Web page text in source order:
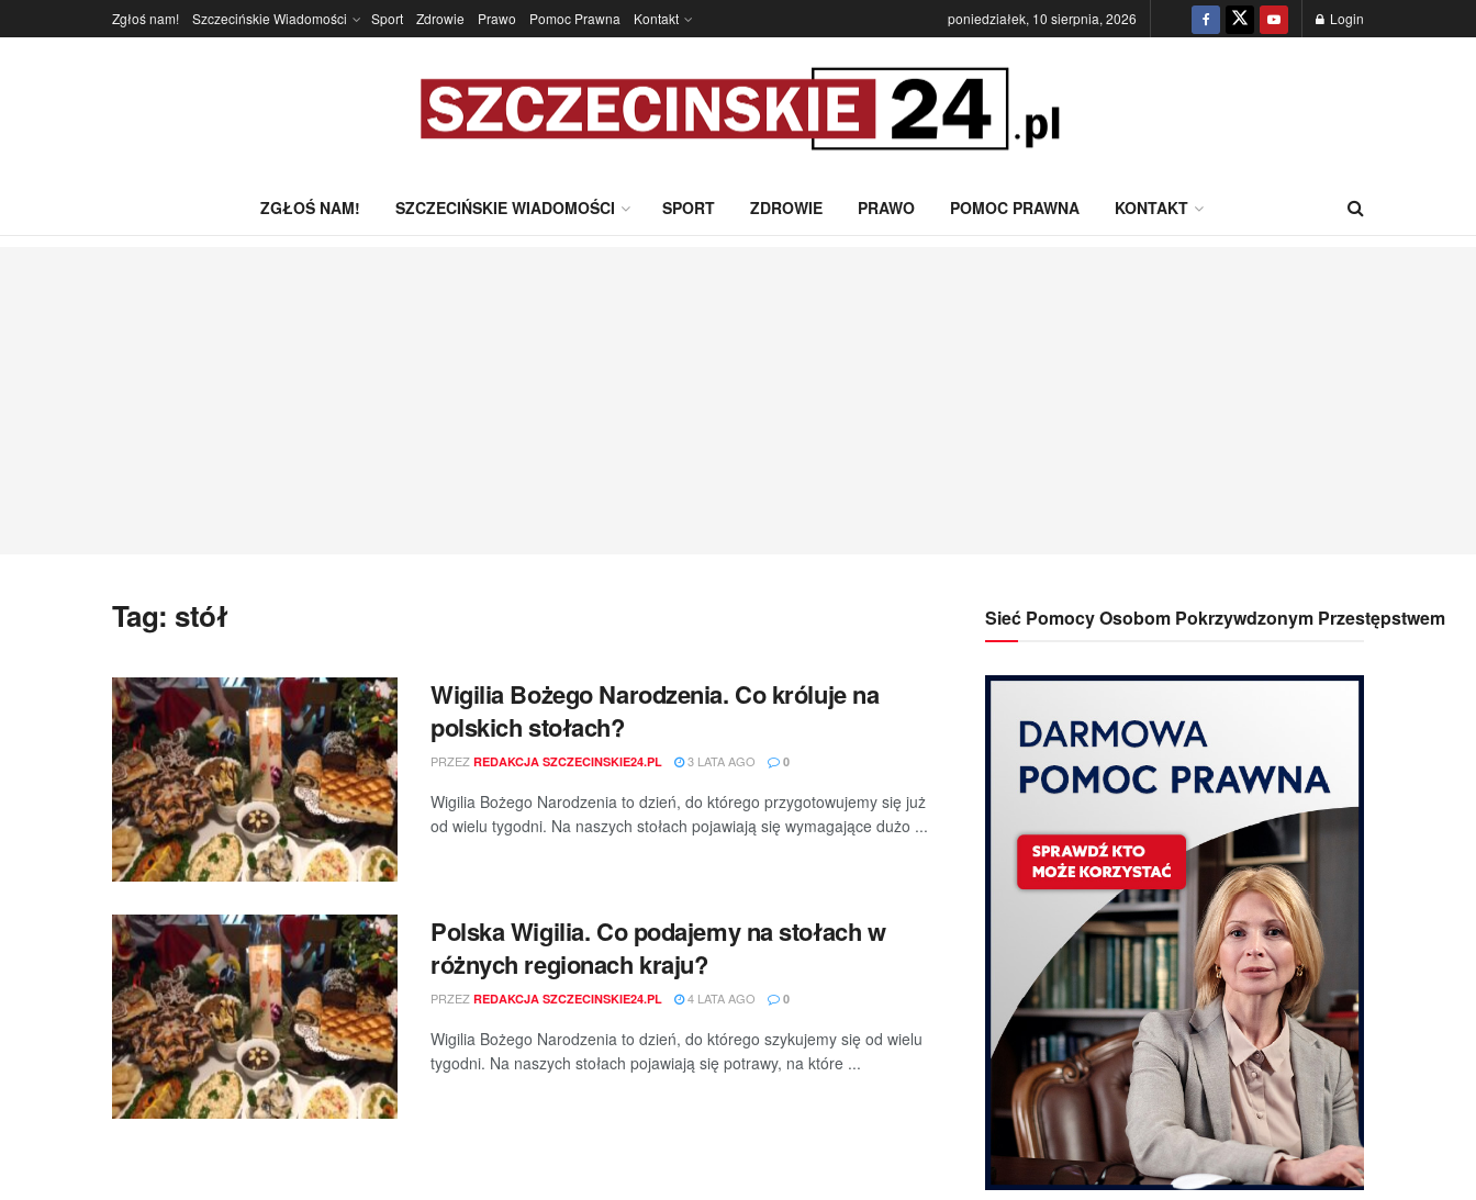
Zgłoś nam! Szczecińskie Wiadomości Sport Zdrowie Prawo Pomoc Prawna Kontakt poniedziałek, 10 sierpnia, 2026 Login
ZGŁOŚ NAM! SZCZECIŃSKIE WIADOMOŚCI SPORT ZDROWIE PRAWO POMOC PRAWNA KONTAKT
Tag: stół
Wigilia Bożego Narodzenia. Co króluje na
polskich stołach?
PRZEZ REDAKCJA SZCZECINSKIE24.PL 3 LATA AGO 0
Wigilia Bożego Narodzenia to dzień, do którego przygotowujemy się już
od wielu tygodni. Na naszych stołach pojawiają się wymagające dużo ...
Polska Wigilia. Co podajemy na stołach w
różnych regionach kraju?
PRZEZ REDAKCJA SZCZECINSKIE24.PL 4 LATA AGO 0
Wigilia Bożego Narodzenia to dzień, do którego szykujemy się od wielu
tygodni. Na naszych stołach pojawiają się potrawy, na które ...
Sieć Pomocy Osobom Pokrzywdzonym Przestępstwem